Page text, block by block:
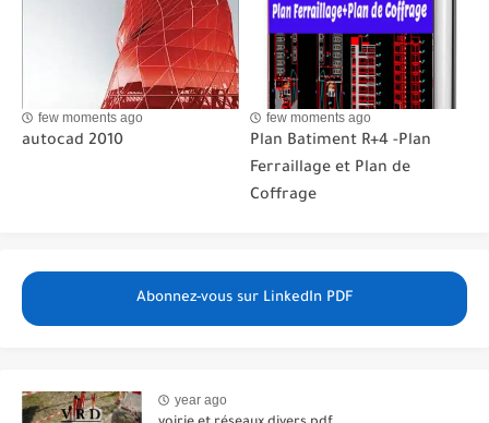
few moments ago
autocad 2010
few moments ago
Plan Batiment R+4 -Plan
Ferraillage et Plan de
Coffrage
Abonnez-vous sur LinkedIn PDF
year ago